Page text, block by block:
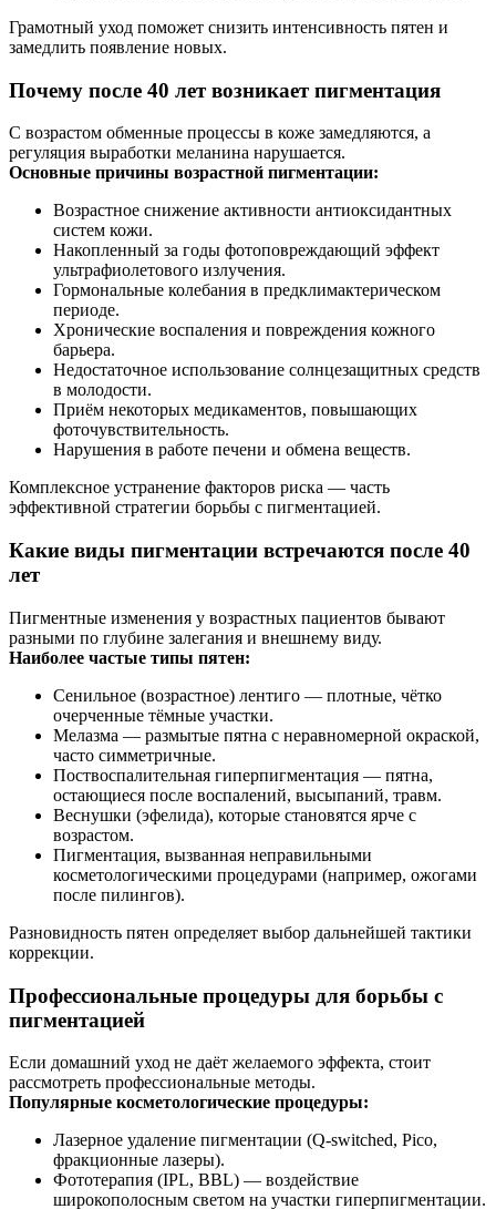
Грамотный уход поможет снизить интенсивность пятен и
замедлить появление новых.
Почему после 40 лет возникает пигментация
С возрастом обменные процессы в коже замедляются, а
регуляция выработки меланина нарушается.
Основные причины возрастной пигментации:
Возрастное снижение активности антиоксидантных
систем кожи.
Накопленный за годы фотоповреждающий эффект
ультрафиолетового излучения.
Гормональные колебания в предклимактерическом
периоде.
Хронические воспаления и повреждения кожного
барьера.
Недостаточное использование солнцезащитных средств
в молодости.
Приём некоторых медикаментов, повышающих
фоточувствительность.
Нарушения в работе печени и обмена веществ.
Комплексное устранение факторов риска — часть
эффективной стратегии борьбы с пигментацией.
Какие виды пигментации встречаются после 40
лет
Пигментные изменения у возрастных пациентов бывают
разными по глубине залегания и внешнему виду.
Наиболее частые типы пятен:
Сенильное (возрастное) лентиго — плотные, чётко
очерченные тёмные участки.
Мелазма — размытые пятна с неравномерной окраской,
часто симметричные.
Поствоспалительная гиперпигментация — пятна,
остающиеся после воспалений, высыпаний, травм.
Веснушки (эфелида), которые становятся ярче с
возрастом.
Пигментация, вызванная неправильными
косметологическими процедурами (например, ожогами
после пилингов).
Разновидность пятен определяет выбор дальнейшей тактики
коррекции.
Профессиональные процедуры для борьбы с
пигментацией
Если домашний уход не даёт желаемого эффекта, стоит
рассмотреть профессиональные методы.
Популярные косметологические процедуры:
Лазерное удаление пигментации (Q-switched, Pico,
фракционные лазеры).
Фототерапия (IPL, BBL) — воздействие
широкополосным светом на участки гиперпигментации.